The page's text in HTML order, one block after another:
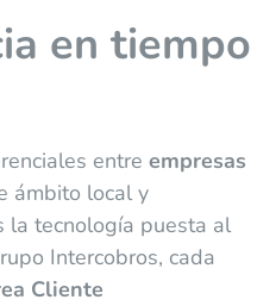
en tiempo
entre empresas
ámbito local y
la tecnología puesta al
Intercobros, cada
Cliente